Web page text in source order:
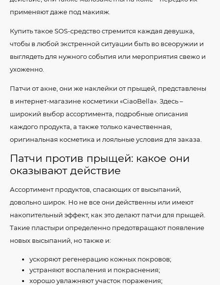
применяют даже под макияж.
Купить такое SOS-средство стремится каждая девушка,
чтобы в любой экстренной ситуации быть во всеоружии и
выглядеть для нужного события или мероприятия свежо и
ухоженно.
Патчи от акне, они же наклейки от прыщей, представлены
в интернет-магазине косметики «CiaoBella». Здесь –
широкий выбор ассортимента, подробные описания
каждого продукта, а также только качественная,
оригинальная косметика и лояльные условия для заказа.
Патчи против прыщей: какое они
оказывают действие
Ассортимент продуктов, спасающих от высыпаний,
довольно широк. Но не все они действенны или имеют
накопительный эффект, как это делают патчи для прыщей.
Такие пластыри определенно предотвращают появление
новых высыпаний, но также и:
ускоряют регенерацию кожных покровов;
устраняют воспаления и покраснения;
хорошо увлажняют участок поражения;